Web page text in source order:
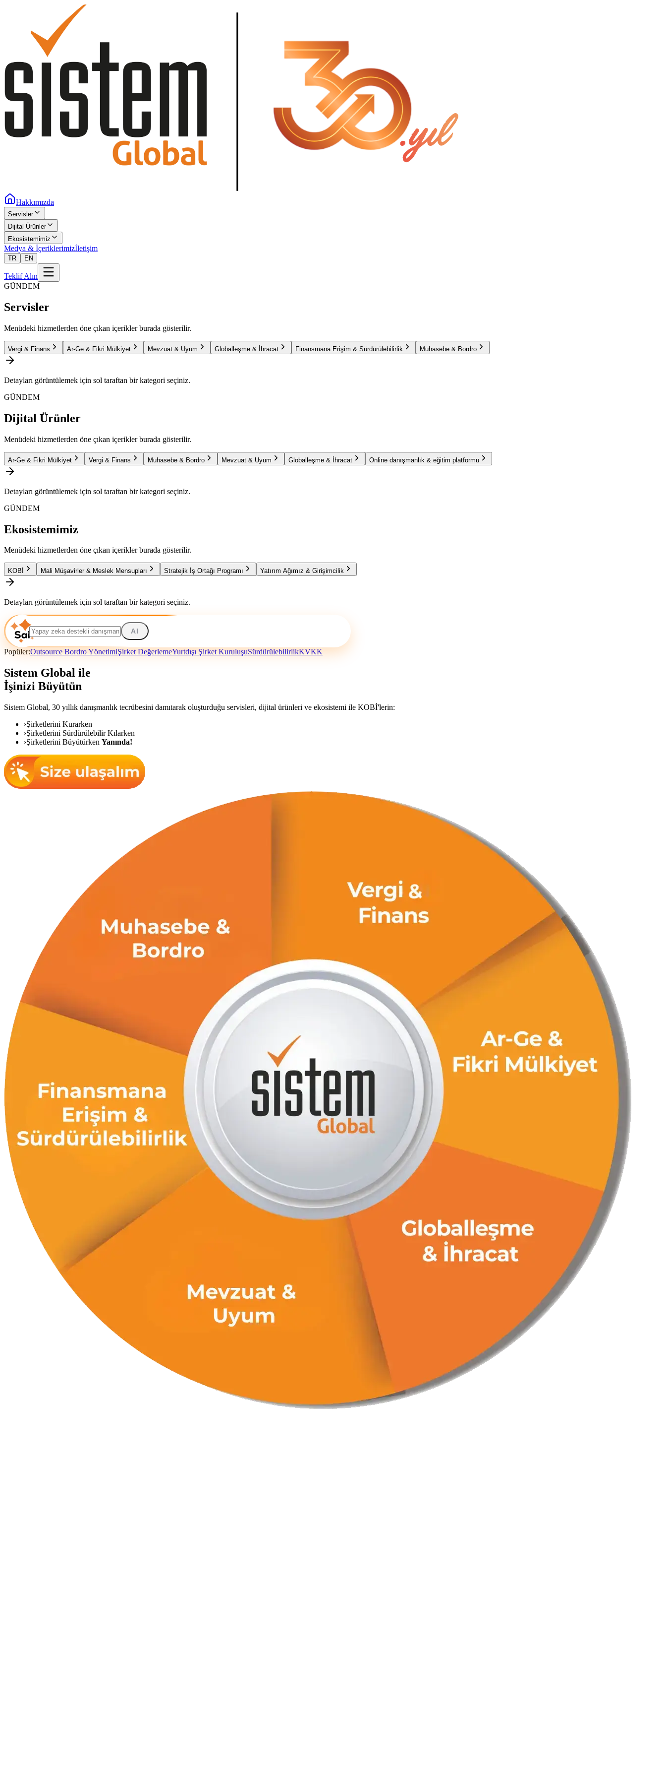
Hakkımızda
Servisler
Dijital Ürünler
Ekosistemimiz
Medya & İçeriklerimizİletişim
TR EN
Teklif Alın
GÜNDEM
Servisler
Menüdeki hizmetlerden öne çıkan içerikler burada gösterilir.
Vergi & Finans Ar-Ge & Fikri Mülkiyet Mevzuat & Uyum Globalleşme & İhracat Finansmana Erişim & Sürdürülebilirlik Muhasebe & Bordro
Detayları görüntülemek için sol taraftan bir kategori seçiniz.
GÜNDEM
Dijital Ürünler
Menüdeki hizmetlerden öne çıkan içerikler burada gösterilir.
Ar-Ge & Fikri Mülkiyet Vergi & Finans Muhasebe & Bordro Mevzuat & Uyum Globalleşme & İhracat Online danışmanlık & eğitim platformu
Detayları görüntülemek için sol taraftan bir kategori seçiniz.
GÜNDEM
Ekosistemimiz
Menüdeki hizmetlerden öne çıkan içerikler burada gösterilir.
KOBİ Mali Müşavirler & Meslek Mensupları Stratejik İş Ortağı Programı Yatırım Ağımız & Girişimcilik
Detayları görüntülemek için sol taraftan bir kategori seçiniz.
AI
Popüler:Outsource Bordro YönetimiŞirket DeğerlemeYurtdışı Şirket KuruluşuSürdürülebilirlikKVKK
Sistem Global ile
İşinizi Büyütün
Sistem Global, 30 yıllık danışmanlık tecrübesini damıtarak oluşturduğu servisleri, dijital ürünleri ve ekosistemi ile KOBİ'lerin:
›Şirketlerini Kurarken
›Şirketlerini Sürdürülebilir Kılarken
›Şirketlerini Büyütürken Yanında!